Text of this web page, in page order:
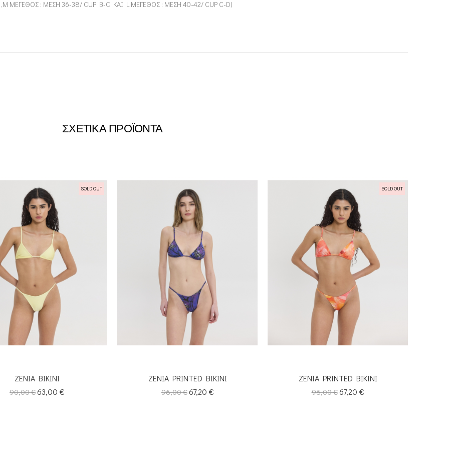
ΜΕΓΕΘΟΣ : ΜΕΣΗ 36-38/ CUP B-C KAI L ΜΕΓΕΘΟΣ : ΜΕΣΗ 40-42/ CUP C-D)
ΣΧΕΤΙΚΑ ΠΡΟΪΟΝΤΑ
ZENIA BIKINI
Κανονική
90,00 € Τιμή
63,00 €
SOLD OUT
ZENIA PRINTED BIKINI
Κανονική
96,00 € Τιμή
67,20 €
ZENIA PRINTED BIKINI
Κανονική
96,00 € Τιμή
67,20 €
SOLD OUT